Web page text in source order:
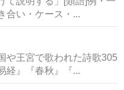
合い・ケース・...
や王宮で歌われた詩歌305
経』『春秋』『...